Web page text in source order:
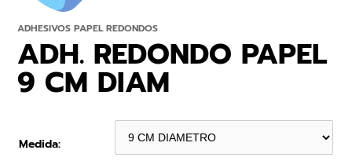
ADHESIVOS PAPEL REDONDOS
ADH. REDONDO PAPEL
9 CM DIAM
Medida: